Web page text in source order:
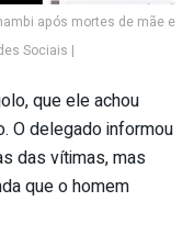
após mortes de mãe e
Sociais |
que ele achou
O delegado informou
das vítimas, mas
que o homem